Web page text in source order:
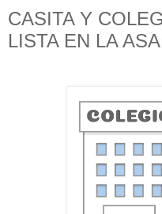
CASITA Y
LISTA EN LA